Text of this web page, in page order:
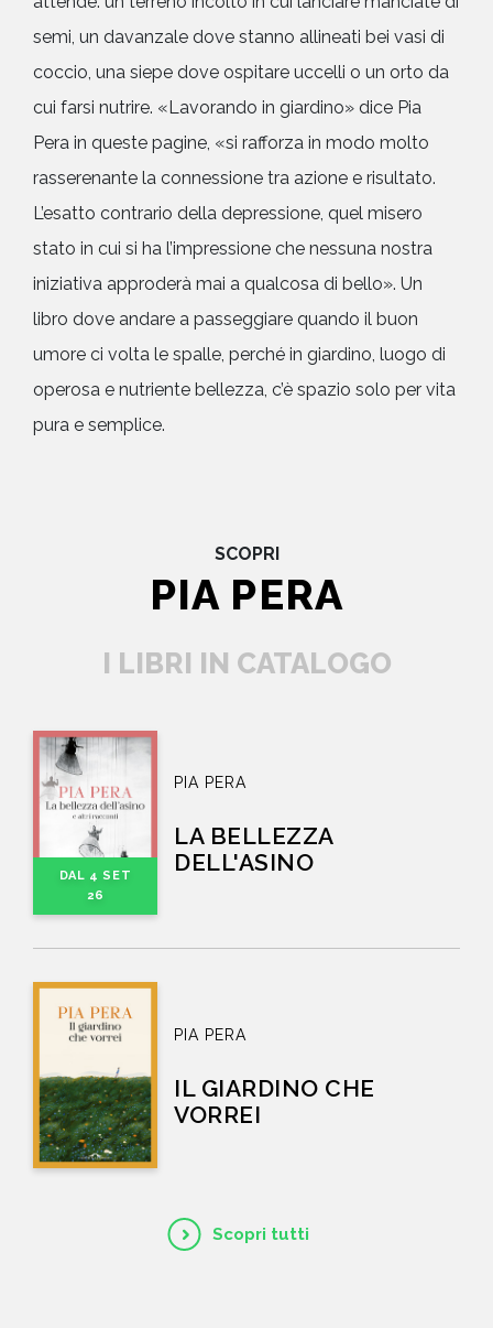
semi, un davanzale dove stanno allineati bei vasi di
coccio, una siepe dove ospitare uccelli o un orto da
cui farsi nutrire. «Lavorando in giardino» dice Pia
Pera in queste pagine, «si rafforza in modo molto
rasserenante la connessione tra azione e risultato.
L’esatto contrario della depressione, quel misero
stato in cui si ha l’impressione che nessuna nostra
iniziativa approderà mai a qualcosa di bello». Un
libro dove andare a passeggiare quando il buon
umore ci volta le spalle, perché in giardino, luogo di
operosa e nutriente bellezza, c’è spazio solo per vita
pura e semplice.
SCOPRI
PIA PERA
I LIBRI IN CATALOGO
Scopri tutti
DAL 4 SET
26
PIA PERA
LA BELLEZZA
DELL'ASINO
PIA PERA
IL GIARDINO CHE
VORREI